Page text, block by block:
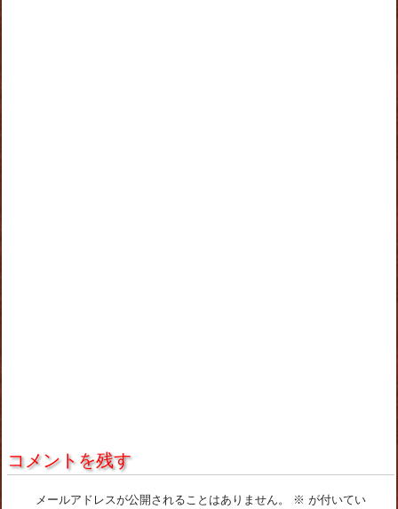
コメントを残す
メールアドレスが公開されることはありません。 ※ が付いてい